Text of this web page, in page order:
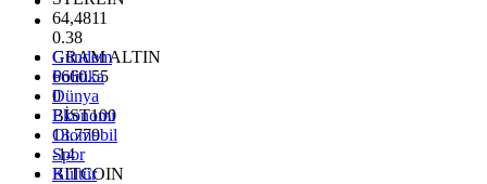
64,4811
0.38
GRAM ALTIN
6660.55
0
BİST100
13.779
-14
BITCOIN
Gündem
Politika
Dünya
Ekonomi
Otomobil
Spor
Kültür